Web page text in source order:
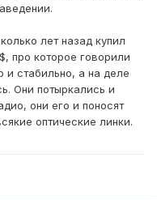
лет назад купил
про которое говорили
и стабильно, а на деле
Они потыркались и
они его и поносят
оптические линки.